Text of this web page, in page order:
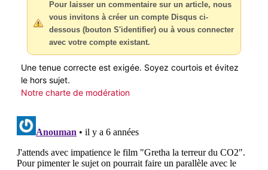
Pour laisser un commentaire sur un article, nous
vous invitons à créer un compte Disqus ci-
dessous (bouton S'identifier) ou à vous connecter
avec votre compte existant.
Une tenue correcte est exigée. Soyez courtois et évitez
le hors sujet.
Notre charte de modération